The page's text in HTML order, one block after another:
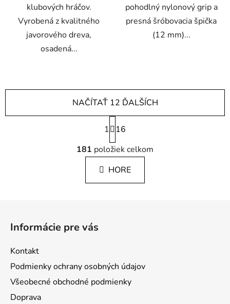
klubových hráčov.
Vyrobená z kvalitného
javorového dreva,
osadená...
pohodlný nylonový grip a
presná šróbovacia špička
(12 mm)...
O
v
l
á
d
v
y
NAČÍTAŤ 12 ĎALŠÍCH
S
t
r
á
n
k
1
16
181 položiek celkom
HORE
Informácie pre vás
Kontakt
Podmienky ochrany osobných údajov
Všeobecné obchodné podmienky
Doprava